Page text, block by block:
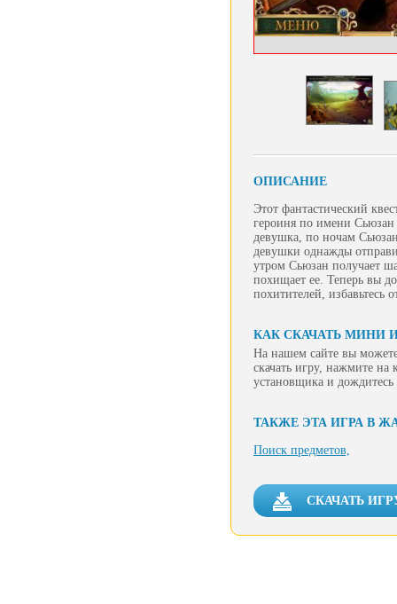
ОПИСАНИЕ
Этот фантастический
героиня по имени Сьюзан
девушка, по ночам
девушки однажды
утром Сьюзан получает
похищает ее. Теперь вы
похитителей, избавьтесь
КАК СКАЧАТЬ МИНИ
На нашем сайте вы
скачать игру, нажмите на
установщика и
ТАКЖЕ ЭТА ИГРА В
Поиск предметов,
СКАЧАТЬ